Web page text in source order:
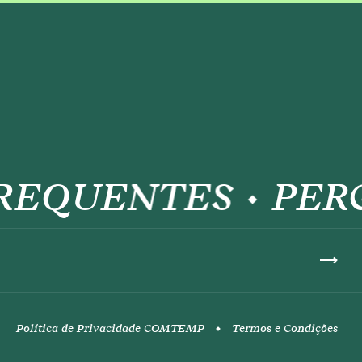
Política de Privacidade COMTEMP Termos e Condições